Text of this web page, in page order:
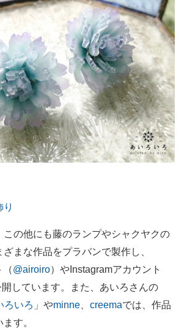
の他にも藤のランプやシャクヤクの
まな作品をプラバンで製作し、
（@airoiro）やInstagramアカウント
開しています。また、あいろさんの
ろいろ 」やminne creemaでは、作品
す。